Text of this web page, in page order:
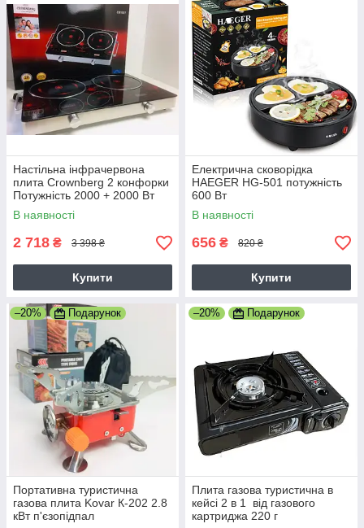
Настільна інфрачервона
плита Crownberg 2 конфорки
Потужність 2000 + 2000 Вт
Сенсорна
В наявності
2 718 ₴ 3 398 ₴
Купити
Електрична сковорідка
HAEGER HG-501 потужність
600 Вт
В наявності
656 ₴ 820 ₴
Купити
–20% Подарунок
Портативна туристична
газова плита Kovar К-202 2.8
кВт п'єзопідпал
–20% Подарунок
Плита газова туристична в
кейсі 2 в 1 від газового
картриджа 220 г